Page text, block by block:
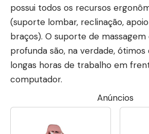
possui todos os recursos
(suporte lombar, reclinação,
braços). O suporte de
profunda são, na verdade,
longas horas de trabalho em
computador.
Anúncios